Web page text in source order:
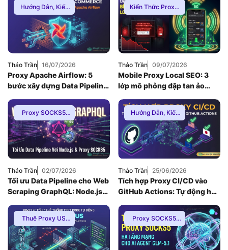
Hướng Dẫn, Kiến
Thức Proxy,Proxy
Dân Cư
Thảo Trần 16/07/2026
Proxy Apache Airflow: 5
bước xây dựng Data Pipeline
limit
Kiến Thức Proxy,
Hướng Dẫn,Thuê
Proxy Việt Nam
Thảo Trần 09/07/2026
Mobile Proxy Local SEO: 3
lớp mô phỏng đập tan ảo
Proxy SOCKS5,
Hướng Dẫn,Kiến
Thức Proxy
Thảo Trần 02/07/2026
Tối ưu Data Pipeline cho Web
Scraping GraphQL: Node.js
Hướng Dẫn, Kiến
Thức Proxy,Proxy
Dân Cư,Thuê
Proxy Nước Ngoài
Thảo Trần 25/06/2026
Tích hợp Proxy CI/CD vào
GitHub Actions: Tự động hóa
(2026)
Thuê Proxy US,
Hướng Dẫn,Kiến
Thức Proxy ,Mạng
Internnet,Proxy
Proxy SOCKS5,
Hướng Dẫn,Kiến
Thức Proxy